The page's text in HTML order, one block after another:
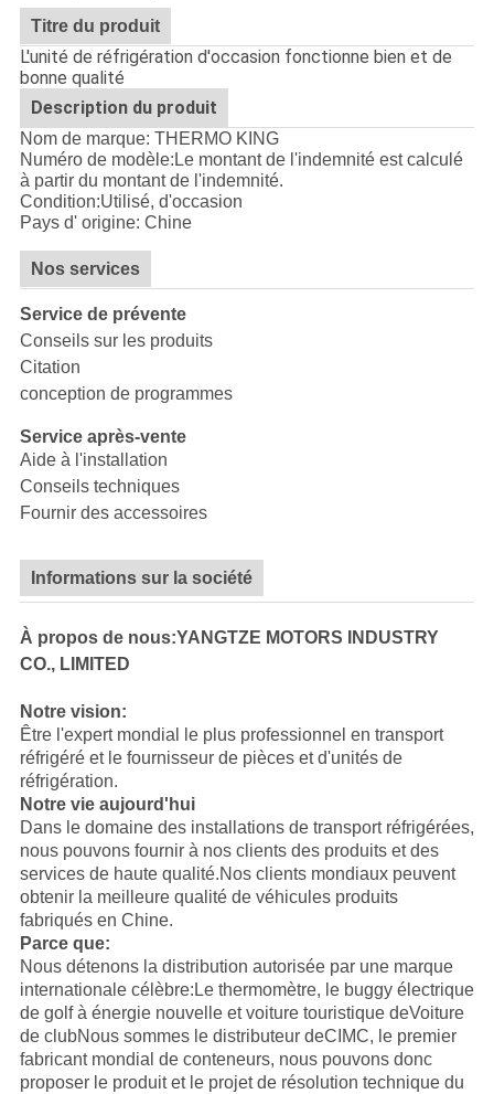
DE
CONFIDENTIALITÉ
Titre du produit
L'unité de réfrigération d'occasion fonctionne bien et de
bonne qualité
Description du produit
Nom de marque: THERMO KING
Numéro de modèle:Le montant de l'indemnité est calculé
à partir du montant de l'indemnité.
Condition:Utilisé, d'occasion
Pays d' origine: Chine
Nos services
Service de prévente
Conseils sur les produits
Citation
conception de programmes
Service après-vente
Aide à l'installation
Conseils techniques
Fournir des accessoires
Informations sur la société
À propos de nous:YANGTZE MOTORS INDUSTRY
CO., LIMITED
Notre vision:
Être l'expert mondial le plus professionnel en transport
réfrigéré et le fournisseur de pièces et d'unités de
réfrigération.
Notre vie aujourd'hui
Dans le domaine des installations de transport réfrigérées,
nous pouvons fournir à nos clients des produits et des
services de haute qualité.Nos clients mondiaux peuvent
obtenir la meilleure qualité de véhicules produits
fabriqués en Chine.
Parce que:
Nous détenons la distribution autorisée par une marque
internationale célèbre:Le thermomètre, le buggy électrique
de golf à énergie nouvelle et voiture touristique deVoiture
de clubNous sommes le distributeur deCIMC, le premier
fabricant mondial de conteneurs, nous pouvons donc
proposer le produit et le projet de résolution technique du